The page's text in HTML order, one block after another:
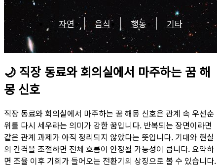
자연 음식 행동 기타
🌙 직장 동료와 회의실에서 마주하는 꿈 해
몽 신호
직장 동료와 회의실에서 마주하는 꿈 해몽 신호은 관계 속 우선순
위를 다시 세우라는 의미가 강한 꿈입니다. 반복되는 장면이라면
같은 관계 과제가 아직 정리되지 않았다는 뜻입니다. 기대와 현실
의 간격을 조절하면 전체 흐름이 안정될 가능성이 큽니다. 요약하
면 조율 이후 기회가 들어오는 전환기의 상징으로 볼 수 있습니다.